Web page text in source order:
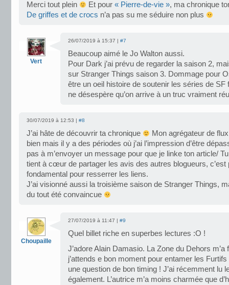
Merci tout plein Et pour « Pierre-de-vie », ma chronique
De griffes et de crocs n’a pas su me séduire non plus
Vert
26/07/2019 à 15:37 | #7
Beaucoup aimé le Jo Walton aussi.
Pour Dark j’ai prévu de regarder la saison 2,
sur Stranger Things saison 3. Dommage pour
être un oeil histoire de soutenir les séries de
ne désespère qu’on arrive à un truc vraiment
30/07/2019 à 12:53 | #8
J’ai hâte de découvrir ta chronique
Mon agrégateur de
bien mais il y a des périodes où j’ai l’impression d’être
pas à m’envoyer un message pour que je linke ton article/
tient à cœur de partager les avis des autres blogueurs, c’est
fondamental pour resserrer les liens.
J’ai visionné aussi la troisième saison de Stranger Things,
du tout été convaincue
Choupaille
27/07/2019 à 11:47 | #9
Quel billet riche en superbes lectures :O !
J’adore Alain Damasio. La Zone du Dehors
j’attends e bon moment pour entamer les
une question de bon timing ! J’ai récemment lu
également. L’autrice m’a moins charmée que